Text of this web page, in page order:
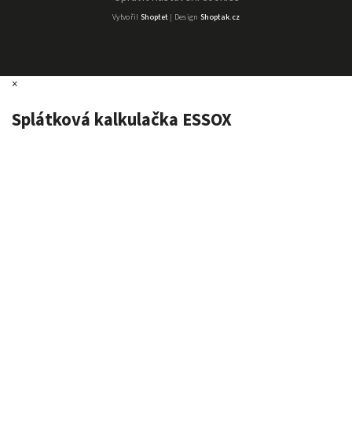
Vytvořil Shoptet| Design Shoptak.cz
×
Splátková kalkulačka ESSOX